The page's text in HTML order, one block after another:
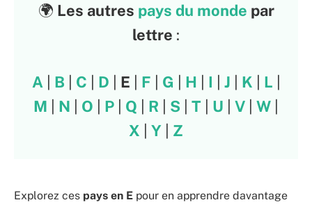
🌍 Les autres pays du monde par
lettre :
A| B C D E F G H I J K L
M
N O P Q R S T U V W
X
Y Z
Explorez ces pays en E pour en apprendre davantage